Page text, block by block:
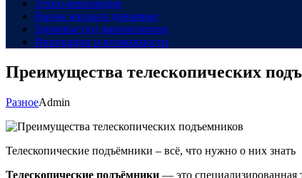
Техно-революция
Рынок жилья в динамике
Здоровье под микроскопом
Инновации и возможности
Преимущества телескопических
РазноеAdmin
Телескопические подъёмники – всё, что нужно о них знать
Телескопические подъёмники — это специализированная